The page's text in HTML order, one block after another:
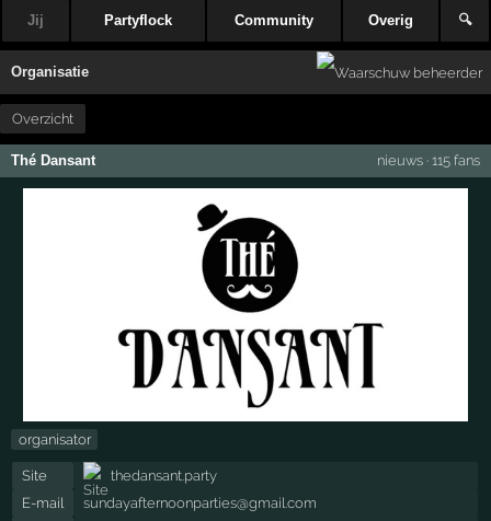
Jij Partyflock Community Overig 🔍
Organisatie
Overzicht
Thé Dansant nieuws· 115 fans
organisator
Site
thedansant.party
E-mail
sundayafternoonparties@gmail.com